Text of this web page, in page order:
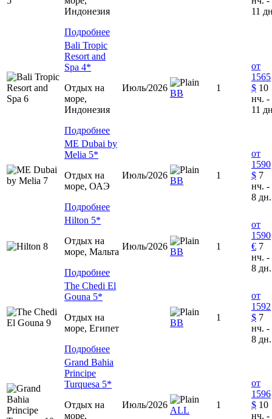
Индонезия
Подробнее
11
Bali Tropic
Resort and
Spa 4*
Отдых на
море,
Индонезия
Подробнее
Июль/2026
ВВ
1
от
1565
$ 10
нч. -
11
ME Dubai by
Melia 5*
Отдых на
море, ОАЭ
Подробнее
Июль/2026
BB
1
от
1590
$ 7
нч. -
8 дн.
Hilton 5*
Отдых на
море, Мальта
Подробнее
Июль/2026
ВВ
1
от
1590
€ 7
нч. -
8 дн.
The Chedi El
Gouna 5*
Отдых на
море, Египет
Подробнее
ВВ
1
от
1592
$ 7
нч. -
8 дн.
Grand Bahia
Principe
Turquesa 5*
Отдых на
море,
Июль/2026
ALL
1
от
1596
$ 10
нч. -